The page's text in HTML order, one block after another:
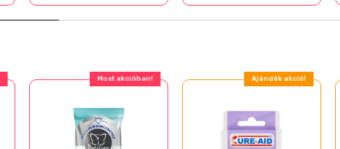
Most akcióban! Ajándék akció!